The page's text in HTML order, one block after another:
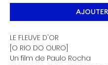
LE FLEUVE D'OR
[O RIO DO OURO]
Un film de Paulo Rocha